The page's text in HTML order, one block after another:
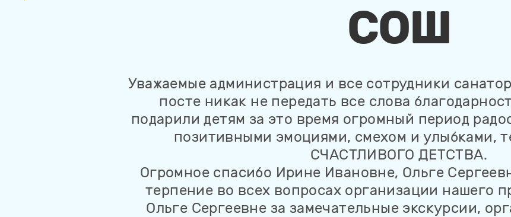
СОШ
Уважаемые администрация и все сотрудники
посте никак не передать все слова
подарили детям за это время огромный период
позитивными эмоциями, смехом и улыбками,
СЧАСТЛИВОГО ДЕТСТВА.
Огромное спасибо Ирине Ивановне, Ольге
терпение во всех вопросах организации нашего
Ольге Сергеевне за замечательные экскурсии,